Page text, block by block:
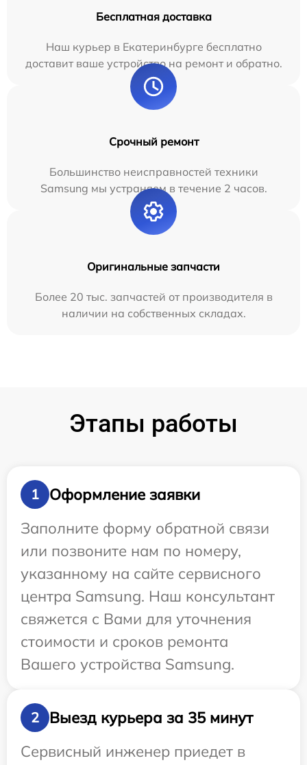
Бесплатная доставка
Наш курьер в Екатеринбурге бесплатно
доставит ваше устройство на ремонт и обратно.
Срочный ремонт
Большинство неисправностей техники
Samsung мы устраняем в течение 2 часов.
Оригинальные запчасти
Более 20 тыс. запчастей от производителя в
наличии на собственных складах.
Этапы работы
1
Оформление заявки
Заполните форму обратной связи
или позвоните нам по номеру,
указанному на сайте сервисного
центра Samsung. Наш консультант
свяжется с Вами для уточнения
стоимости и сроков ремонта
Вашего устройства Samsung.
2
Выезд курьера за 35 минут
Сервисный инженер приедет в